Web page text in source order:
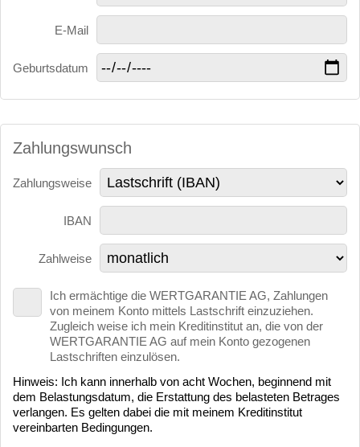
E-Mail
Geburtsdatum
Zahlungswunsch
Zahlungsweise
IBAN
Zahlweise
Ich ermächtige die WERTGARANTIE AG, Zahlungen
von meinem Konto mittels Lastschrift einzuziehen.
Zugleich weise ich mein Kreditinstitut an, die von der
WERTGARANTIE AG auf mein Konto gezogenen
Lastschriften einzulösen.
Hinweis: Ich kann innerhalb von acht Wochen, beginnend mit
dem Belastungsdatum, die Erstattung des belasteten Betrages
verlangen. Es gelten dabei die mit meinem Kreditinstitut
vereinbarten Bedingungen.